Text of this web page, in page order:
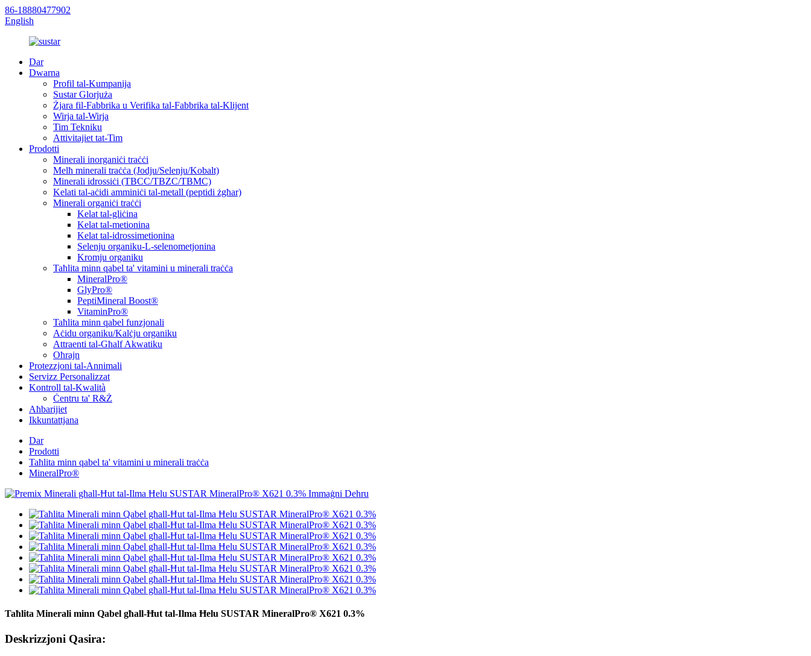
86-18880477902
English
Dar
Dwarna
Profil tal-Kumpanija
Sustar Glorjuża
Żjara fil-Fabbrika u Verifika tal-Fabbrika tal-Klijent
Wirja tal-Wirja
Tim Tekniku
Attivitajiet tat-Tim
Prodotti
Minerali inorganiċi traċċi
Melħ minerali traċċa (Jodju/Selenju/Kobalt)
Minerali idrossiċi (TBCC/TBZC/TBMC)
Kelati tal-aċidi amminiċi tal-metall (peptidi żgħar)
Minerali organiċi traċċi
Kelat tal-gliċina
Kelat tal-metionina
Kelat tal-idrossimetionina
Selenju organiku-L-selenometjonina
Kromju organiku
Taħlita minn qabel ta' vitamini u minerali traċċa
MineralPro®
GlyPro®
PeptiMineral Boost®
VitaminPro®
Taħlita minn qabel funzjonali
Aċidu organiku/Kalċju organiku
Attraenti tal-Għalf Akwatiku
Oħrajn
Protezzjoni tal-Annimali
Servizz Personalizzat
Kontroll tal-Kwalità
Ċentru ta' R&Ż
Aħbarijiet
Ikkuntattjana
Dar
Prodotti
Taħlita minn qabel ta' vitamini u minerali traċċa
MineralPro®
Taħlita Minerali minn Qabel għall-Ħut tal-Ilma Ħelu SUSTAR MineralPro® X621 0.3%
Deskrizzjoni Qasira: